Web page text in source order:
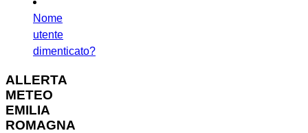
Nome
utente
dimenticato?
ALLERTA
METEO
EMILIA
ROMAGNA